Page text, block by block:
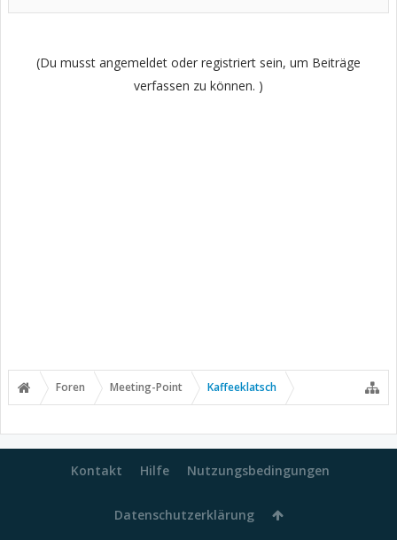
(Du musst angemeldet oder registriert sein, um Beiträge
verfassen zu können. )
Foren Meeting-Point Kaffeeklatsch
Kontakt Hilfe Nutzungsbedingungen
Datenschutzerklärung